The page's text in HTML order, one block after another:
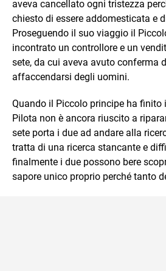
aveva cancellato ogni tristezza
chiesto di essere addomesticata e
Proseguendo il suo viaggio il
incontrato un controllore e un
sete, da cui aveva avuto conferma
affaccendarsi degli uomini.
Quando il Piccolo principe ha finito
Pilota non è ancora riuscito a
sete porta i due ad andare alla
tratta di una ricerca stancante e
finalmente i due possono bere
sapore unico proprio perché tanto